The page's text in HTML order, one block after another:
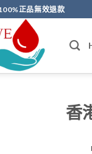
正品無效退款
香